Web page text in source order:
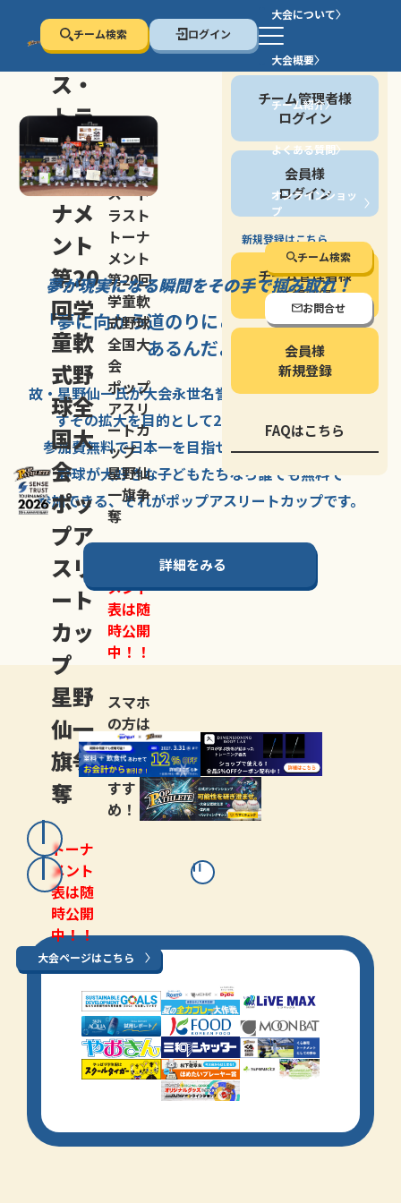
チーム検索 ログイン
大会について
大会概要
チーム紹介
よくある質問
オンラインショッ
プ
チーム検索
お問合せ
停止する
セン
ス・
トラ
スト
トー
ナメ
ント
第20
回学
童軟
式野
球全
国大
会
ポッ
プア
スリ
ート
カッ
プ
星野
仙一
旗争
奪
トーナ
メント
表は随
時公開
中！！
セン
ス・ト
ラスト
トーナ
メント
第20回
学童軟
式野球
全国大
会
ポップ
アスリ
ートカ
ップ
星野仙
一旗争
奪
メント
表は随
時公開
中！！
スマホ
の方は
LINE登
録がお
すす
め！
大会ページはこちら
会員の方
チーム管理者様
ログイン
会員様
ログイン
新規登録はこちら
チーム管理者様
新規登録
会員様
新規登録
FAQはこちら
夢が現実になる瞬間をその手で掴み取れ！
「夢に向かう道のりにこそ大きな意味が
あるんだよ」
故・星野仙一氏が大会永世名誉会長を務める、野球の
すその拡大を目的として2007年に
参加費無料で日本一を目指せる唯一の野球大会。
野球が大好きな子どもたちなら誰でも無料で
参加できる、それがポップアスリートカップです。
詳細をみる